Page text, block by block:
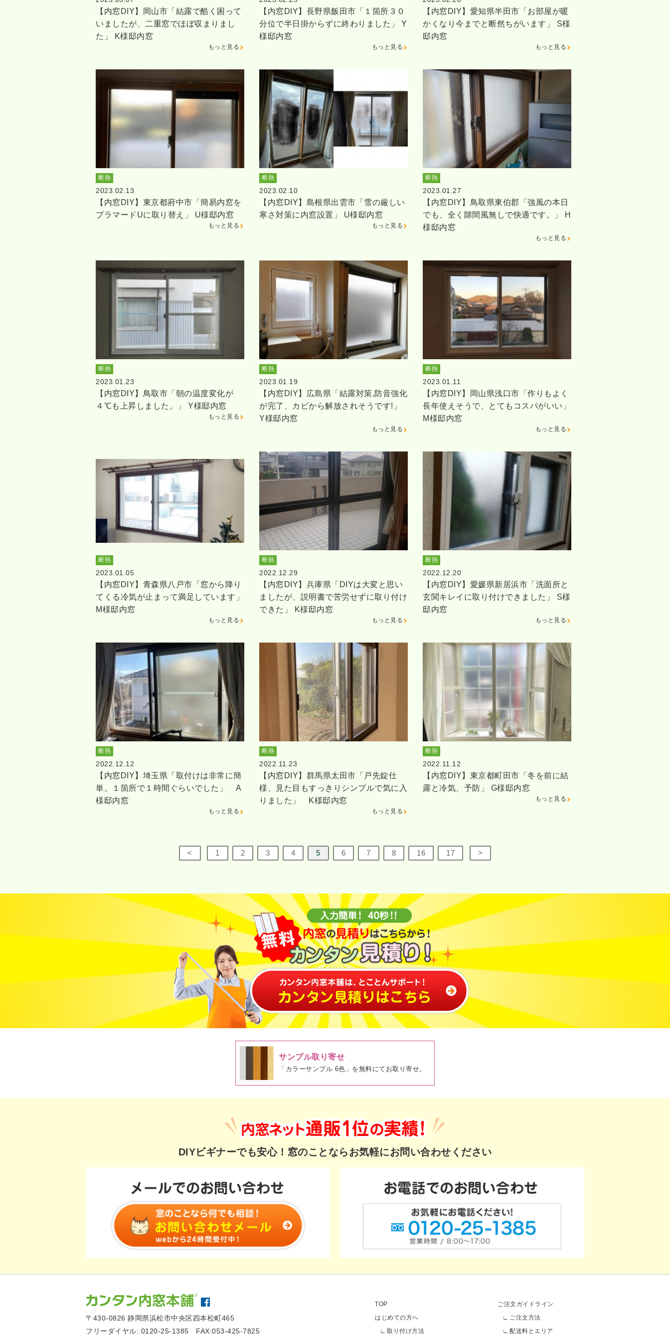
【内窓DIY】岡山市「結露で酷く困って
いましたが、二重窓でほぼ収まりまし
た」 K様邸内窓
もっと見る
【内窓DIY】長野県飯田市「１箇所３０
分位で半日掛からずに終わりました」 Y
様邸内窓
もっと見る
【内窓DIY】愛知県半田市「お部屋が暖
かくなり今までと断然ちがいます」 S様
邸内窓
もっと見る
断熱
2023.02.13
【内窓DIY】東京都府中市「簡易内窓を
プラマードUに取り替え」 U様邸内窓
もっと見る
断熱
2023.02.10
【内窓DIY】島根県出雲市「雪の厳しい
寒さ対策に内窓設置」 U様邸内窓
もっと見る
断熱
2023.01.27
【内窓DIY】鳥取県東伯郡「強風の本日
でも、全く隙間風無しで快適です。」 H
様邸内窓
もっと見る
断熱
2023.01.23
【内窓DIY】鳥取市「朝の温度変化が
４℃も上昇しました。」 Y様邸内窓
もっと見る
断熱
2023.01.19
【内窓DIY】広島県「結露対策,防音強化
が完了、カビから解放されそうです!」
Y様邸内窓
もっと見る
断熱
2023.01.11
【内窓DIY】岡山県浅口市「作りもよく
長年使えそうで、とてもコスパがいい」
M様邸内窓
もっと見る
断熱
2023.01.05
【内窓DIY】青森県八戸市「窓から降り
てくる冷気が止まって満足しています」
M様邸内窓
もっと見る
断熱
2022.12.29
【内窓DIY】兵庫県「DIYは大変と思い
ましたが、説明書で苦労せずに取り付け
できた」 K様邸内窓
もっと見る
断熱
2022.12.20
【内窓DIY】愛媛県新居浜市「洗面所と
玄関キレイに取り付けできました」 S様
邸内窓
もっと見る
断熱
2022.12.12
【内窓DIY】埼玉県「取付けは非常に簡
単。１箇所で１時間ぐらいでした」 A
様邸内窓
もっと見る
断熱
2022.11.23
【内窓DIY】群馬県太田市「戸先錠仕
様、見た目もすっきりシンプルで気に入
りました」 K様邸内窓
もっと見る
断熱
2022.11.12
【内窓DIY】東京都町田市「冬を前に結
露と冷気、予防」 G様邸内窓
もっと見る
< 1 2 3 4 5 6 7 8 16 17 >
サンプル取り寄せ
「カラーサンプル 6色」を無料にてお取り寄せ。
DIYビギナーでも安心！ 窓のことならお気軽にお問い合わせください
〒430-0826 静岡県浜松市中央区四本松町465
フリーダイヤル: 0120-25-1385
FAX:053-425-7825
TOP
はじめての方へ
取り付け方法
ご注文ガイドライン
ご注文方法
配送料とエリア